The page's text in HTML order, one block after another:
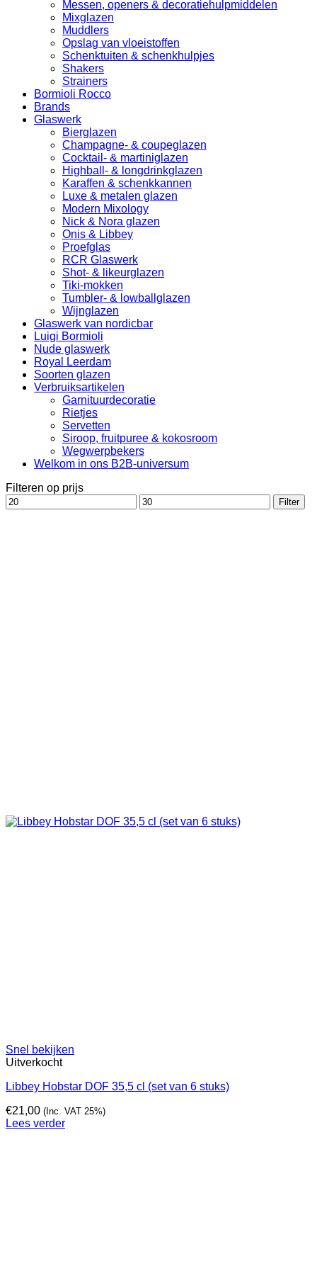
Messen, openers & decoratiehulpmiddelen
Mixglazen
Muddlers
Opslag van vloeistoffen
Schenktuiten & schenkhulpjes
Shakers
Strainers
Bormioli Rocco
Brands
Glaswerk
Bierglazen
Champagne- & coupeglazen
Cocktail- & martiniglazen
Highball- & longdrinkglazen
Karaffen & schenkkannen
Luxe & metalen glazen
Modern Mixology
Nick & Nora glazen
Onis & Libbey
Proefglas
RCR Glaswerk
Shot- & likeurglazen
Tiki-mokken
Tumbler- & lowballglazen
Wijnglazen
Glaswerk van nordicbar
Luigi Bormioli
Nude glaswerk
Royal Leerdam
Soorten glazen
Verbruiksartikelen
Garnituurdecoratie
Rietjes
Servetten
Siroop, fruitpuree & kokosroom
Wegwerpbekers
Welkom in ons B2B-universum
Filteren op prijs
Min.
prijs
Max.
prijs
Filter
Snel bekijken
Uitverkocht
Libbey Hobstar DOF 35,5 cl (set van 6 stuks)
€21,00 (Inc. VAT 25%)
Lees verder